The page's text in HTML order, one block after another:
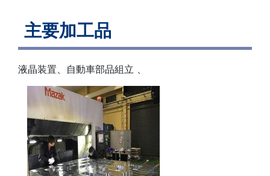
主要加工品
液晶装置、自動車部品組立 、